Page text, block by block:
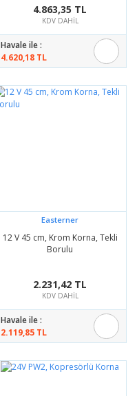
4.863,35 TL
KDV DAHİL
Havale ile :
4.620,18 TL
Easterner
12 V 45 cm, Krom Korna, Tekli
Borulu
2.231,42 TL
KDV DAHİL
Havale ile :
2.119,85 TL